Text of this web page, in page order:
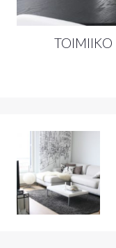
TOIMIIKO